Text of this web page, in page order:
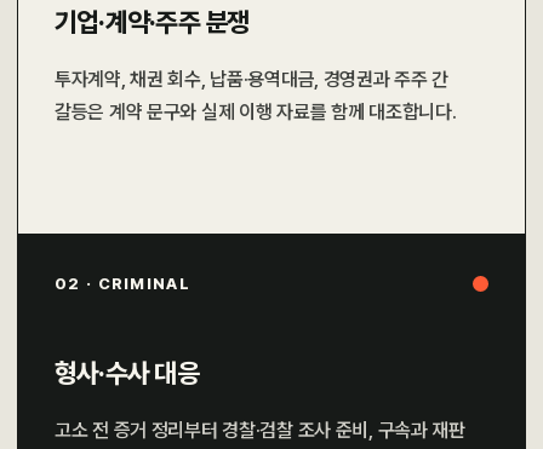
기업·계약·주주 분쟁
투자계약, 채권 회수, 납품·용역대금, 경영권과 주주 간
갈등은 계약 문구와 실제 이행 자료를 함께 대조합니다.
02 · CRIMINAL
형사·수사 대응
고소 전 증거 정리부터 경찰·검찰 조사 준비, 구속과 재판